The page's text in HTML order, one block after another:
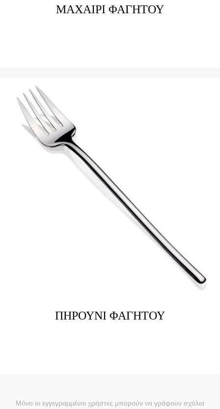
ΜΑΧΑΙΡΙ ΦΑΓΗΤΟΥ
ΠΗΡΟΥΝΙ ΦΑΓΗΤΟΥ
Μόνο οι εγγεγραμμένοι χρήστες μπορούν να γράψουν σχόλια